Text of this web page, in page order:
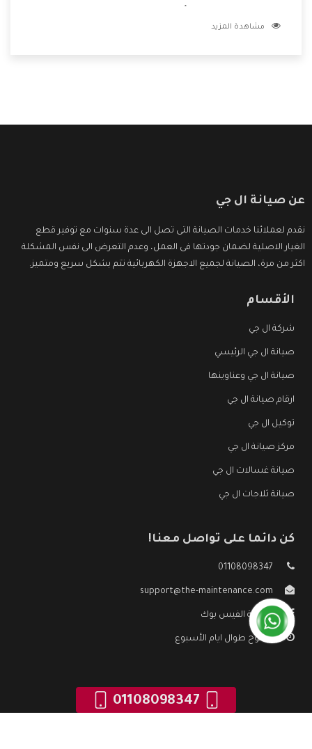
وتقدم للعملاء أقوى العروض والخصومات التى تسهل على
مشاهدة المزيد
عن صيانة ال جي
نقدم لعملائنا خدمات الصيانة التى تصل الى عدة سنوات مع توفير قطع
الغيار الاصلية لضمان جودتها فى العمل، وعدم التعرض الى نفس المشكلة
اكثر من مرة، الصيانة لجميع الاجهزة الكهربائية تتم بشكل سريع ومتميز.
الأقسام
شركة ال جي
صيانة ال جي الرئيسي
صيانة ال جي وعناوينها
ارقام صيانة ال جي
توكيل ال جي
مركز صيانة ال جي
صيانة غسالات ال جي
صيانة ثلاجات ال جي
كن دائما على تواصل معنا!
01108098347
support@the-maintenance.com
صفحة الفيس بوك
مفتوح طوال ايام الأسبوع
01108098347